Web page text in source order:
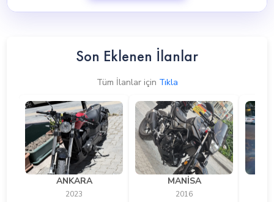
BMW M 1000 RR Kaç nm Tork?
BMW M 1000 RR Kaç Beygir? kW
BMW M 1000 RR Kaç km Hız (top speed) yapar?
Son Eklenen İlanlar
Tüm İlanlar için Tıkla
ANKARA
2023
MANİSA
2016